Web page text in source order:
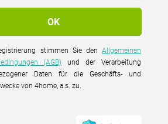
stimmen Sie denAllgemeinen
(AGB) und der Verarbeitung
Daten für die Geschäfts- und
von 4home, a.s. zu.